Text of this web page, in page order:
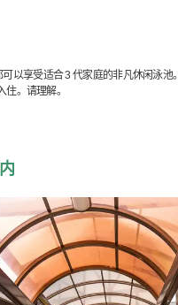
以享受适合 3 代家庭的非凡休闲泳池。
。请理解。